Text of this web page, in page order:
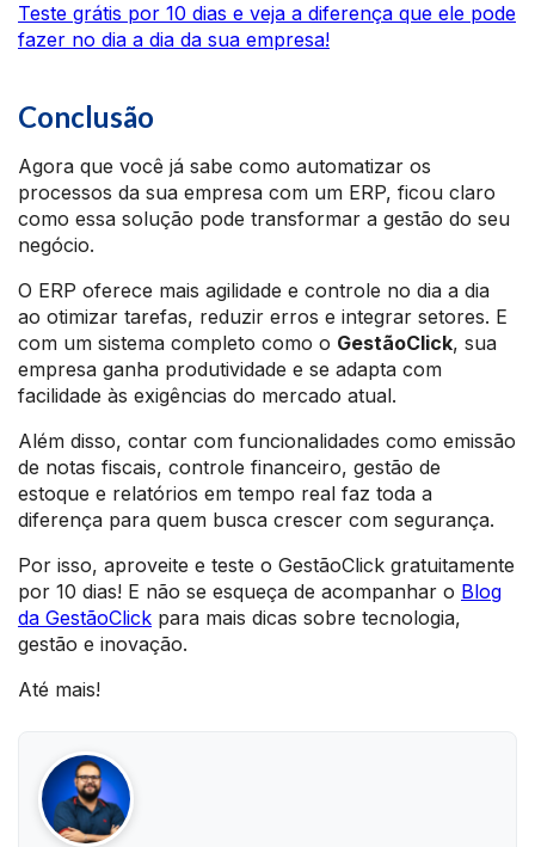
Teste grátis por 10 dias e veja a diferença que ele pode
fazer no dia a dia da sua empresa!
Conclusão
Agora que você já sabe como automatizar os
processos da sua empresa com um ERP, ficou claro
como essa solução pode transformar a gestão do seu
negócio.
O ERP oferece mais agilidade e controle no dia a dia
ao otimizar tarefas, reduzir erros e integrar setores. E
com um sistema completo como o GestãoClick, sua
empresa ganha produtividade e se adapta com
facilidade às exigências do mercado atual.
Além disso, contar com funcionalidades como emissão
de notas fiscais, controle financeiro, gestão de
estoque e relatórios em tempo real faz toda a
diferença para quem busca crescer com segurança.
Por isso, aproveite e teste o GestãoClick gratuitamente
por 10 dias! E não se esqueça de acompanhar o Blog
da GestãoClick para mais dicas sobre tecnologia,
gestão e inovação.
Até mais!